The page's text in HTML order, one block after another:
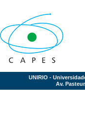
UNIRIO -
Av.